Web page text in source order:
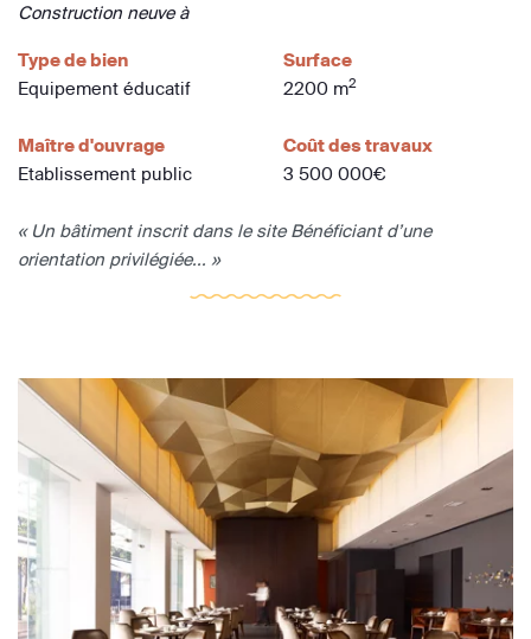
Construction neuve à
Type de bien
Equipement éducatif
Surface
2200 m2
Maître d'ouvrage
Etablissement public
Coût des travaux
3 500 000€
« Un bâtiment inscrit dans le site Bénéficiant d’une
orientation privilégiée... »